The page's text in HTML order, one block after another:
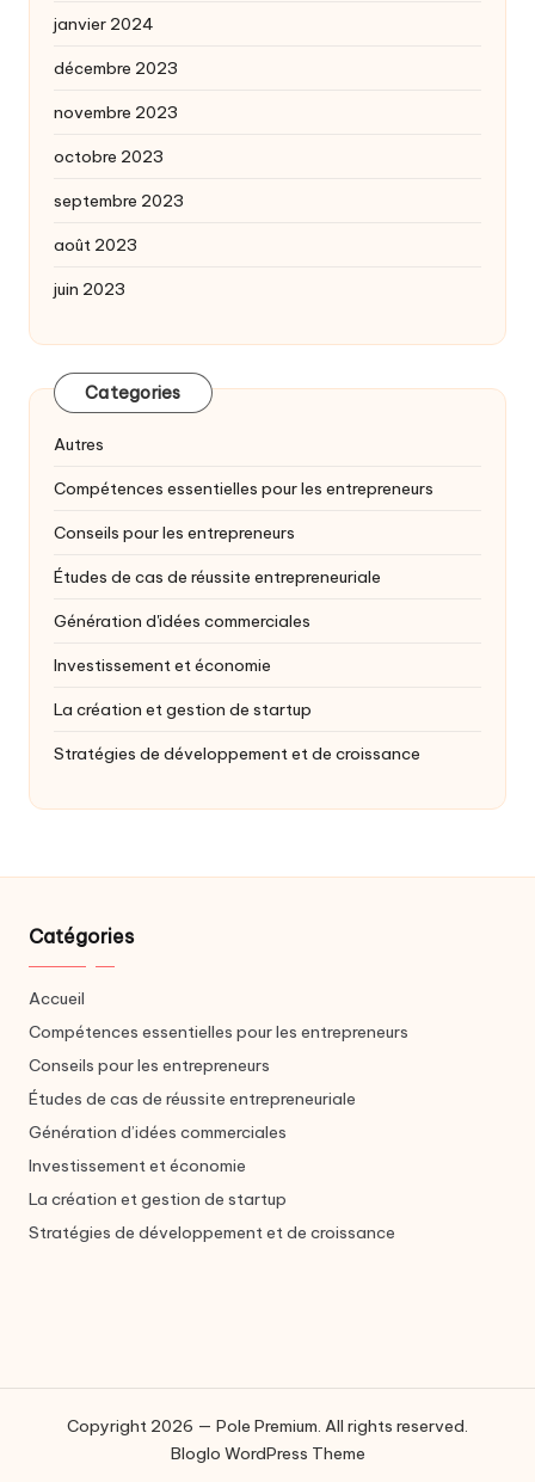
janvier 2024
décembre 2023
novembre 2023
octobre 2023
septembre 2023
août 2023
juin 2023
Categories
Autres
Compétences essentielles pour les entrepreneurs
Conseils pour les entrepreneurs
Études de cas de réussite entrepreneuriale
Génération d'idées commerciales
Investissement et économie
La création et gestion de startup
Stratégies de développement et de croissance
Catégories
Accueil
Compétences essentielles pour les entrepreneurs
Conseils pour les entrepreneurs
Études de cas de réussite entrepreneuriale
Génération d’idées commerciales
Investissement et économie
La création et gestion de startup
Stratégies de développement et de croissance
Copyright 2026 — Pole Premium. All rights reserved.
Bloglo WordPress Theme